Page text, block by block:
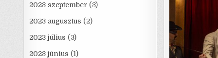
2023 szeptember (3)
2023 augusztus (2)
2023 július (3)
2023 június (1)